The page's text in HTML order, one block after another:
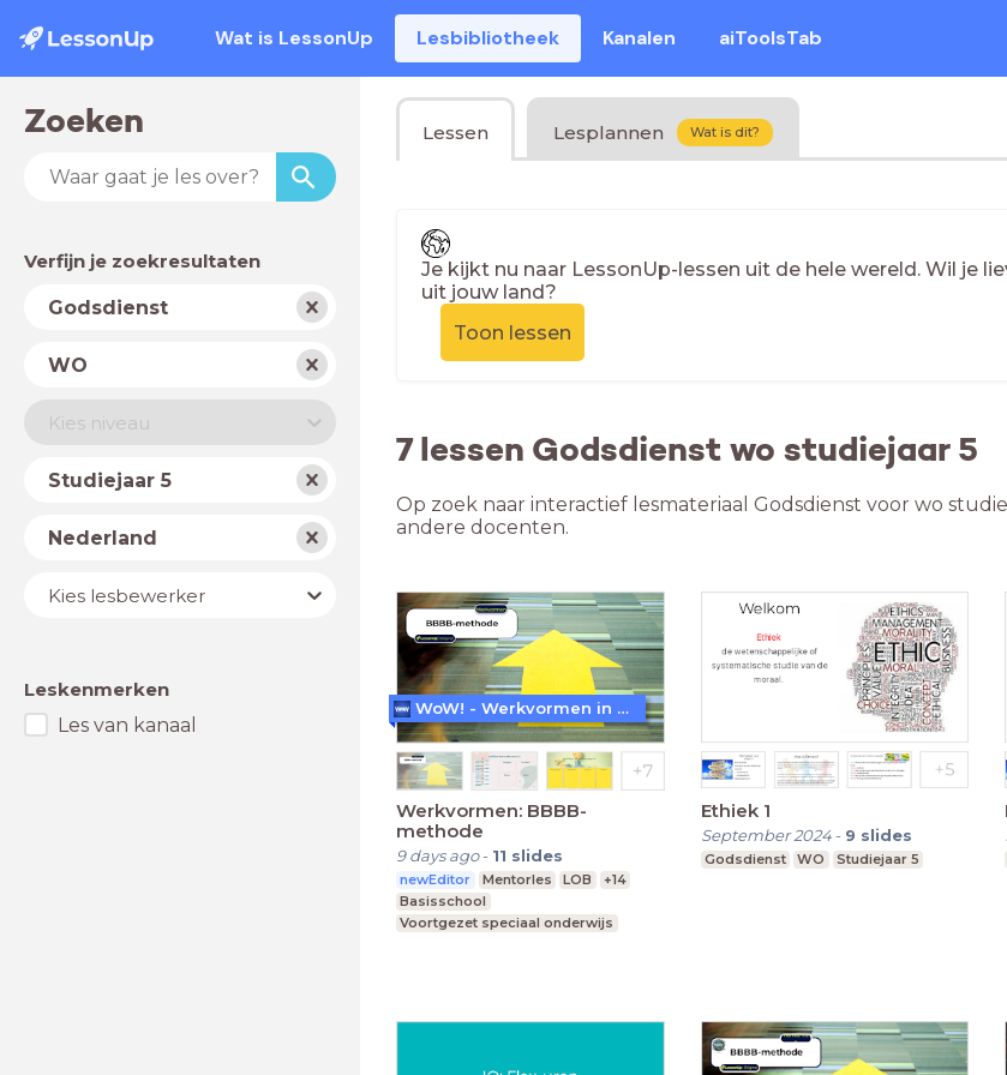
Wat is LessonUp Lesbibliotheek Kanalen aiToolsTab
Zoeken
Verfijn je zoekresultaten
VakGodsdienst
Schooltype
WO
Niveau
Kies niveau
JaarStudiejaar 5
LandNederland
Lesbewerker
Kies lesbewerker
Leskenmerken
Les van kanaal
Lessen Lesplannen Wat is dit?
Je kijkt nu naar LessonUp-lessen uit de hele wereld. Wil je
uit jouw land?
Toon lessen
7 lessen Godsdienst wo studiejaar 5
Op zoek naar interactief lesmateriaal Godsdienst voor wo
andere docenten.
Werkvormen: BBBB-
methode
9 days ago- 11 slides
newEditor Mentorles LOB
+14
Basisschool
Voortgezet speciaal onderwijs
WoW! - Werkvormen in LessonUp
Ethiek 1
September 2024- 9 slides
Godsdienst WO Studiejaar 5